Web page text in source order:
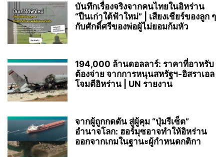
บันทึกเรื่องจริงจากคนไทยในอิหร่าน
“ปืนเก่าใต้ฟ้าใหม่” | เสียงเชียร์ของลูก ๆ
กับศักดิ์ศรีของพ่อผู้ไม่ยอมก้มหัว
194,000 ล้านดอลลาร์: ราคาที่อาหรับ
ต้องจ่าย จากการหนุนสหรัฐฯ‑อิสราเอล
โจมตีอิหร่าน | UN รายงาน
จากผู้ถูกกดดัน สู่ผู้คุม “ปุ่มรีเซ็ต”
อำนาจโลก: ฮอร์มุซอาจทำให้อิหร่าน
ออกจากเกมในฐานะผู้กำหนดกติกา